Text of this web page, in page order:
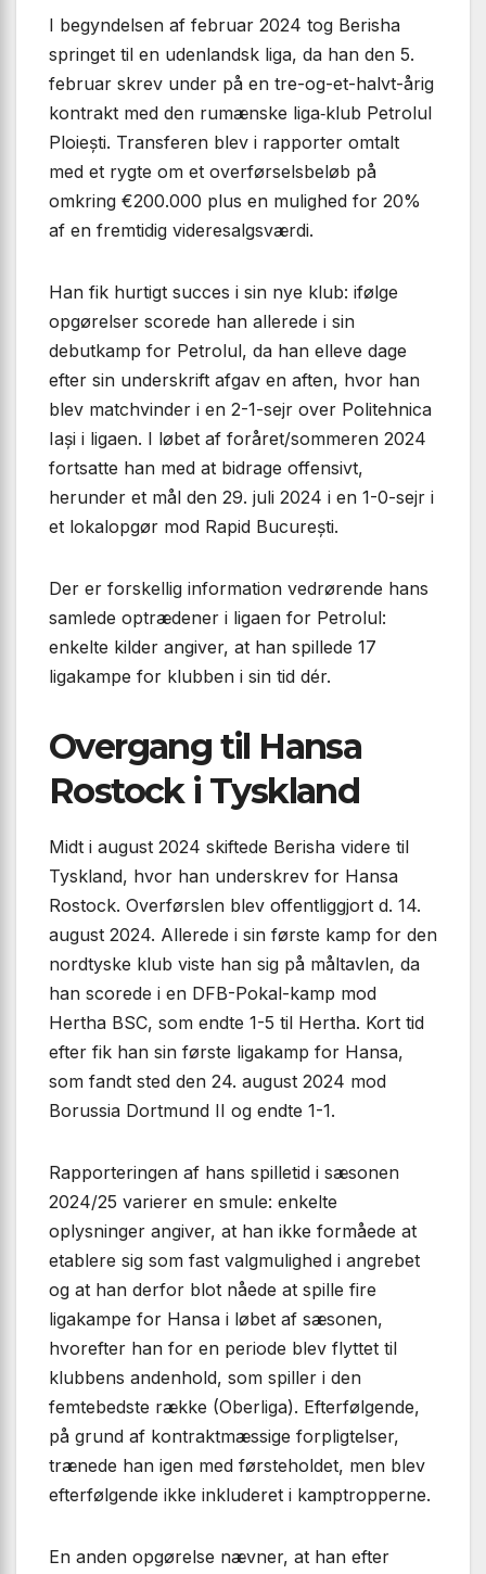
I begyndelsen af februar 2024 tog Berisha
springet til en udenlandsk liga, da han den 5.
februar skrev under på en tre-og-et-halvt-årig
kontrakt med den rumænske liga‑klub Petrolul
Ploiești. Transferen blev i rapporter omtalt
med et rygte om et overførselsbeløb på
omkring €200.000 plus en mulighed for 20%
af en fremtidig videresalgsværdi.
Han fik hurtigt succes i sin nye klub: ifølge
opgørelser scorede han allerede i sin
debutkamp for Petrolul, da han elleve dage
efter sin underskrift afgav en aften, hvor han
blev matchvinder i en 2-1-sejr over Politehnica
Iași i ligaen. I løbet af foråret/sommeren 2024
fortsatte han med at bidrage offensivt,
herunder et mål den 29. juli 2024 i en 1-0-sejr i
et lokalopgør mod Rapid București.
Der er forskellig information vedrørende hans
samlede optrædener i ligaen for Petrolul:
enkelte kilder angiver, at han spillede 17
ligakampe for klubben i sin tid dér.
Overgang til Hansa
Rostock i Tyskland
Midt i august 2024 skiftede Berisha videre til
Tyskland, hvor han underskrev for Hansa
Rostock. Overførslen blev offentliggjort d. 14.
august 2024. Allerede i sin første kamp for den
nordtyske klub viste han sig på måltavlen, da
han scorede i en DFB-Pokal-kamp mod
Hertha BSC, som endte 1-5 til Hertha. Kort tid
efter fik han sin første ligakamp for Hansa,
som fandt sted den 24. august 2024 mod
Borussia Dortmund II og endte 1-1.
Rapporteringen af hans spilletid i sæsonen
2024/25 varierer en smule: enkelte
oplysninger angiver, at han ikke formåede at
etablere sig som fast valgmulighed i angrebet
og at han derfor blot nåede at spille fire
ligakampe for Hansa i løbet af sæsonen,
hvorefter han for en periode blev flyttet til
klubbens andenhold, som spiller i den
femtebedste række (Oberliga). Efterfølgende,
på grund af kontraktmæssige forpligtelser,
trænede han igen med førsteholdet, men blev
efterfølgende ikke inkluderet i kamptropperne.
En anden opgørelse nævner, at han efter